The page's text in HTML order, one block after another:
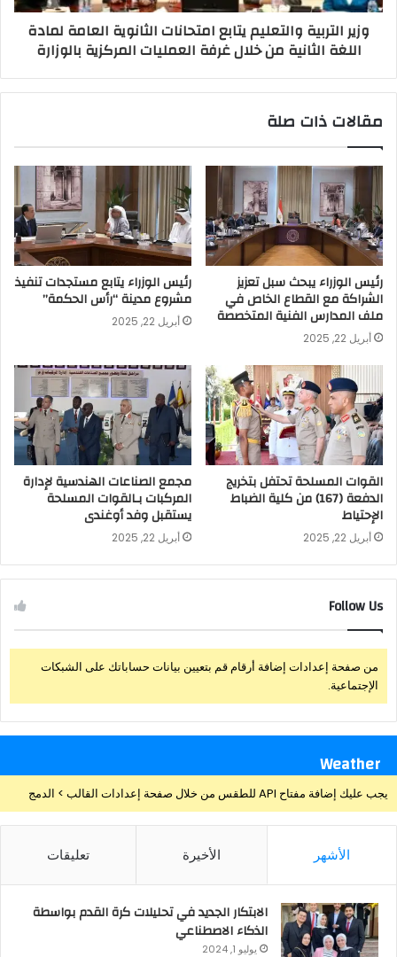
وزير التربية والتعليم يتابع امتحانات الثانوية العامة لمادة
اللغة الثانية من خلال غرفة العمليات المركزية بالوزارة
مقالات ذات صلة
رئيس الوزراء يبحث سبل تعزيز
الشراكة مع القطاع الخاص في
ملف المدارس الفنية المتخصصة
أبريل 22, 2025
رئيس الوزراء يتابع مستجدات تنفيذ
مشروع مدينة “رأس الحكمة”
أبريل 22, 2025
القوات المسلحة تحتفل بتخريج
الدفعة (167) من كلية الضباط
الإحتياط
أبريل 22, 2025
مجمع الصناعات الهندسية لإدارة
المركبات بـالقوات المسلحة
يستقبل وفد أوغندى
أبريل 22, 2025
Follow Us
من صفحة إعدادات إضافة أرقام قم بتعيين بيانات حساباتك على الشبكات
الإجتماعية.
Weather
يجب عليك إضافة مفتاح API للطقس من خلال صفحة إعدادات القالب > الدمج
الأشهر الأخيرة تعليقات
الابتكار الجديد في تحليلات كرة القدم بواسطة
الذكاء الاصطناعي
يوليو 1, 2024